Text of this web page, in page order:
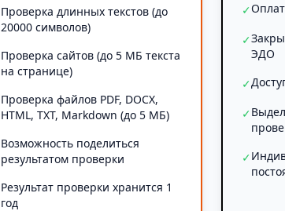
Проверка длинных текстов (до
20000 символов)
Проверка сайтов (до 5 МБ текста
на странице)
Проверка файлов PDF, DOCX,
HTML, TXT, Markdown (до 5 МБ)
Возможность поделиться
результатом проверки
Результат проверки хранится 1
год
✓
✓
ЭДО
✓
✓
✓